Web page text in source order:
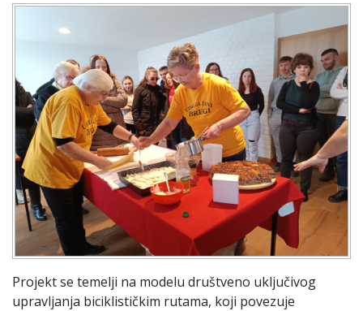
Projekt se temelji na modelu društveno uključivog
upravljanja biciklističkim rutama, koji povezuje